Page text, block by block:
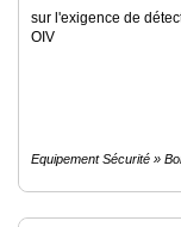
sur l'exigence de
OIV
Equipement Sécurité »